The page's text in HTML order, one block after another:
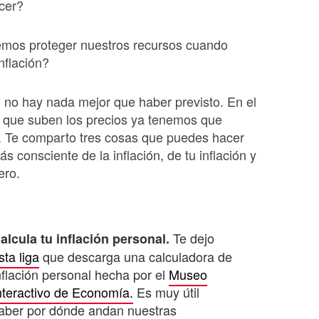
proteger nuestros recursos cuando
hay nada mejor que haber previsto. En el
suben los precios ya tenemos que
comparto tres cosas que puedes hacer
consciente de la inflación, de tu inflación y
tu inflación personal. Te dejo
ligaque descarga una calculadora de
personal hecha por el Museo
de Economía. Es muy útil
por dónde andan nuestras